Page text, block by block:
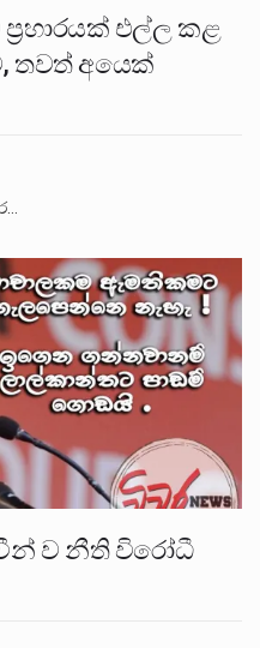
එල්ල කළ
තවත් අයෙක්
ව නීති විරෝධී